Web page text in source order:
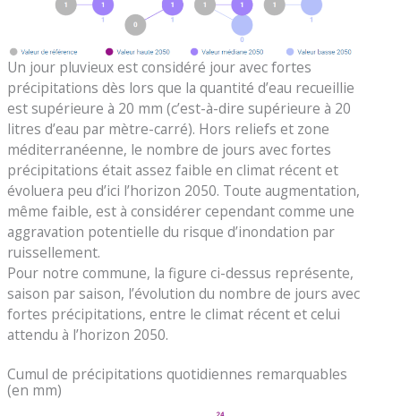
Un jour pluvieux est considéré jour avec fortes
précipitations dès lors que la quantité d’eau recueillie
est supérieure à 20 mm (c’est-à-dire supérieure à 20
litres d’eau par mètre-carré). Hors reliefs et zone
méditerranéenne, le nombre de jours avec fortes
précipitations était assez faible en climat récent et
évoluera peu d’ici l’horizon 2050. Toute augmentation,
même faible, est à considérer cependant comme une
aggravation potentielle du risque d’inondation par
ruissellement.
Pour notre commune, la figure ci-dessus représente,
saison par saison, l’évolution du nombre de jours avec
fortes précipitations, entre le climat récent et celui
attendu à l’horizon 2050.
Cumul de précipitations quotidiennes remarquables
(en mm)